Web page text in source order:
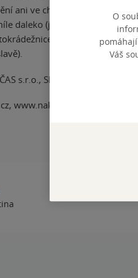
ani ve chvíli, kdy je vám k
daleko (jak se přesvědčil
stane
s.r.o., Slepá 246, 252 03 Řitka
www.nakladatelstvicas.cz
O
Váš